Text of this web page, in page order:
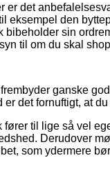
er det
eksempel den
sin
til om du skal
ganske
er det fornuftigt, at
fører til lige så vel
Derudover
som ydermere